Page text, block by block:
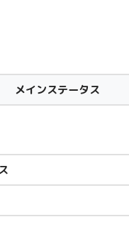
メインステータス